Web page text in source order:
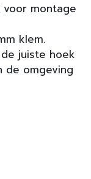
montage
klem.
juiste hoek
de omgeving